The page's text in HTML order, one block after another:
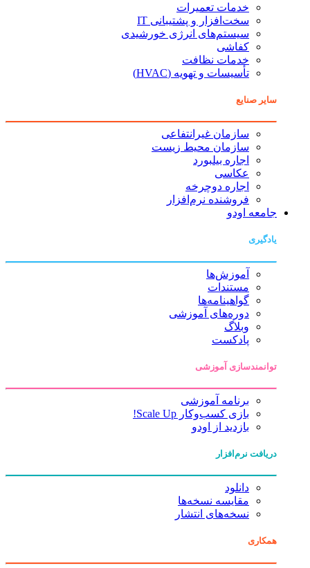
خدمات تعمیرات
سخت‌افزار و پشتیبانی IT
سیستم‌های انرژی خورشیدی
کفاشی
خدمات نظافت
تأسیسات و تهویه (HVAC)
سایر صنایع
سازمان غیرانتفاعی
سازمان محیط زیست
اجاره بیلبورد
عکاسی
اجاره دوچرخه
فروشنده نرم‌افزار
جامعه اودو
یادگیری
آموزش‌ها
مستندات
گواهینامه‌ها
دوره‌های آموزشی
وبلاگ
پادکست
توانمندسازی آموزشی
برنامه آموزشی
بازی کسب‌وکار Scale Up!
بازدید از اودو
دریافت نرم‌افزار
دانلود
مقایسه نسخه‌ها
نسخه‌های انتشار
همکاری